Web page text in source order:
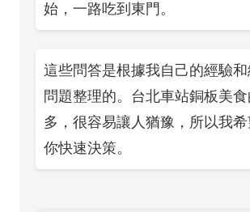
始，一路吃到東門。
這些問答是根據我自己的經驗
問題整理的。台北車站銅板美
多，很容易讓人猶豫，所以我
你快速決策。